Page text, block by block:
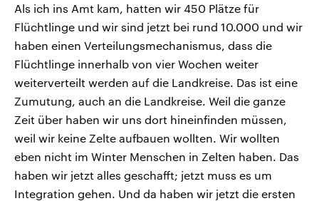
Als ich ins Amt kam, hatten wir 450 Plätze für
Flüchtlinge und wir sind jetzt bei rund 10.000 und wir
haben einen Verteilungsmechanismus, dass die
Flüchtlinge innerhalb von vier Wochen weiter
weiterverteilt werden auf die Landkreise. Das ist eine
Zumutung, auch an die Landkreise. Weil die ganze
Zeit über haben wir uns dort hineinfinden müssen,
weil wir keine Zelte aufbauen wollten. Wir wollten
eben nicht im Winter Menschen in Zelten haben. Das
haben wir jetzt alles geschafft; jetzt muss es um
Integration gehen. Und da haben wir jetzt die ersten